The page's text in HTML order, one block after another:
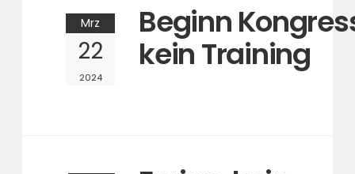
Beginn
kein Training
Mrz
22
2024